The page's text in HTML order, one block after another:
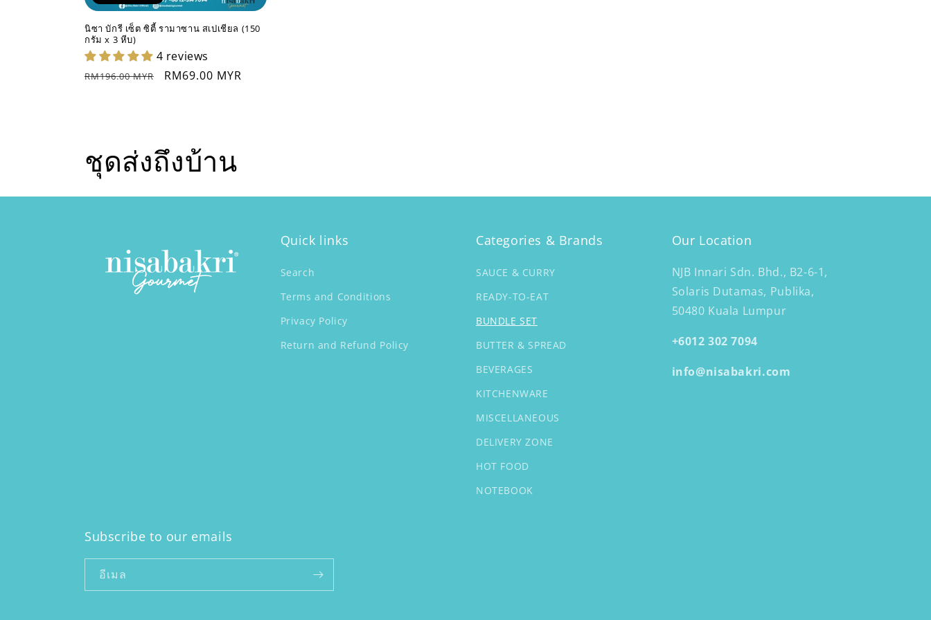
นิซา บักรี เซ็ต ซิตี้ รามาซาน สเปเชียล (150
กรัม x 3 หีบ)
4 reviews
ราคา
RM196.00 MYR
ราคา
RM69.00 MYR
ค
อ
ชุดส่งถึงบ้าน
Quick links
Search
Terms and Conditions
Privacy Policy
Return and Refund Policy
Categories & Brands
SAUCE & CURRY
READY-TO-EAT
BUNDLE SET
BUTTER & SPREAD
BEVERAGES
KITCHENWARE
MISCELLANEOUS
DELIVERY ZONE
HOT FOOD
NOTEBOOK
Our Location
NJB Innari Sdn. Bhd., B2-6-1,
Solaris Dutamas, Publika,
50480 Kuala Lumpur
+6012 302 7094
info@nisabakri.com
Subscribe to our emails
อีเมล